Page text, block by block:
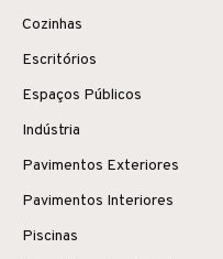
Cozinhas
Escritórios
Espaços Públicos
Indústria
Pavimentos Exteriores
Pavimentos Interiores
Piscinas